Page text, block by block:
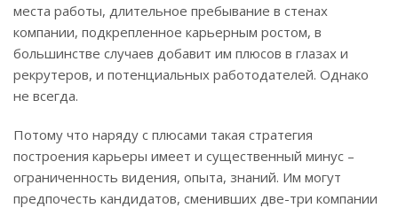
места работы, длительное пребывание в стенах
компании, подкрепленное карьерным ростом, в
большинстве случаев добавит им плюсов в глазах и
рекрутеров, и потенциальных работодателей. Однако
не всегда.
Потому что наряду с плюсами такая стратегия
построения карьеры имеет и существенный минус –
ограниченность видения, опыта, знаний. Им могут
предпочесть кандидатов, сменивших две-три компании